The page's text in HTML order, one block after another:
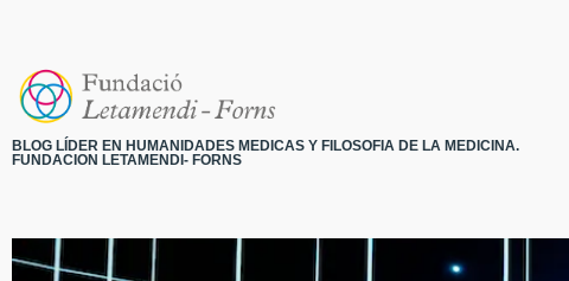
BLOG LÍDER EN HUMANIDADES MEDICAS Y FILOSOFIA DE LA MEDICINA.
FUNDACION LETAMENDI- FORNS